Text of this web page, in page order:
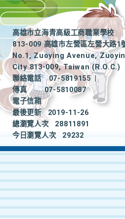
高雄市立海青高級工商職業學校
813-009 高雄市左營區左營大路1
No.1, Zuoying Avenue,
City 813-009, Taiwan (R.O.C.)
聯絡電話
07-5819155
|
傳真
07-5810087
電子信箱
最後更新
2019-11-26
總瀏覽人次
28811891
今日瀏覽人次
29232